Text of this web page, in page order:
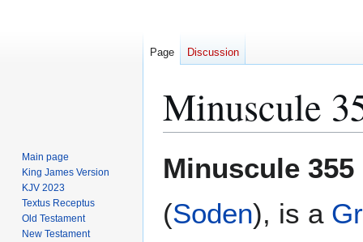
Minuscule
toto
Minuscule 355
(Soden), is a
Page Discussion
Main page
King James Version
KJV 2023
Textus Receptus
Old Testament
New Testament